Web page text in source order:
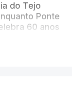
do Tejo
Ponte
60 anos